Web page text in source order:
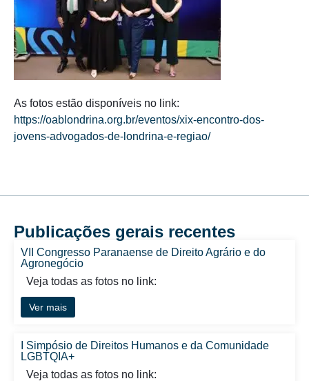
As fotos estão disponíveis no link:
https://oablondrina.org.br/eventos/xix-encontro-dos-
jovens-advogados-de-londrina-e-regiao/
Publicações gerais recentes
VII Congresso Paranaense de Direito Agrário e do
Agronegócio
Veja todas as fotos no link:
Ver mais
I Simpósio de Direitos Humanos e da Comunidade
LGBTQIA+
Veja todas as fotos no link: